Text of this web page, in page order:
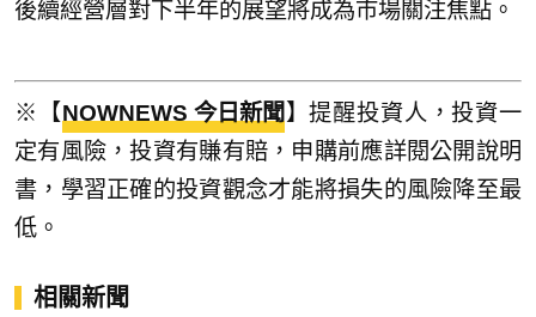
後續經營層對下半年的展望將成為市場關注焦點。
※【NOWNEWS 今日新聞 】提醒投資人，投資一
定有風險，投資有賺有賠，申購前應詳閱公開說明
書，學習正確的投資觀念才能將損失的風險降至最
低。
相關新聞